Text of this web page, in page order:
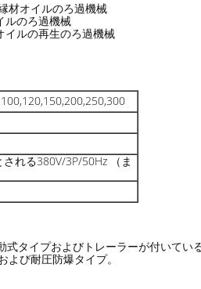
材オイルのろ過機械
ルのろ過機械
イルの再生のろ過機械
される380V/3P/50Hz （ま
タイプおよびトレーラーが付いてい
よび耐圧防爆タイプ。